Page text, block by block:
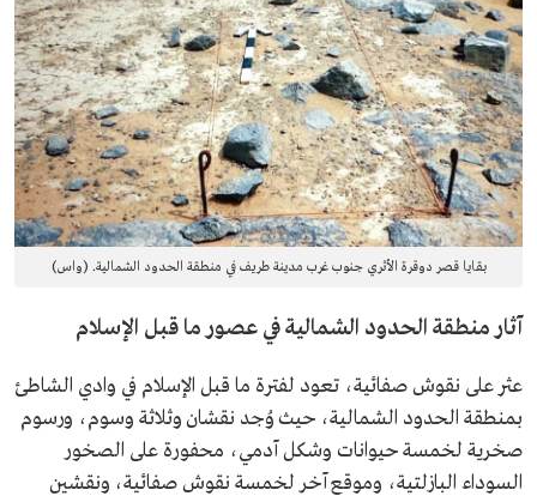
بقايا قصر دوقرة الأثري جنوب غرب مدينة طريف في منطقة الحدود الشمالية. (واس)
آثار منطقة الحدود الشمالية في عصور ما قبل الإسلام
عثر على نقوش صفائية، تعود لفترة ما قبل الإسلام في وادي الشاطئ
بمنطقة الحدود الشمالية، حيث وُجد نقشان وثلاثة وسوم، ورسوم
صخرية لخمسة حيوانات وشكل آدمي، محفورة على الصخور
السوداء البازلتية، وموقع آخر لخمسة نقوش صفائية، ونقشين